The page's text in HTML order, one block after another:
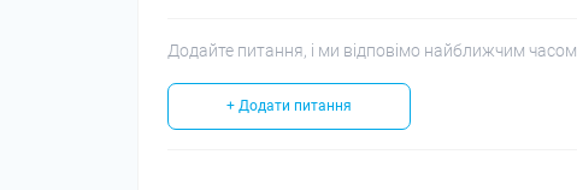
Додайте питання, і ми відповімо найближчим часом.
+ Додати питання